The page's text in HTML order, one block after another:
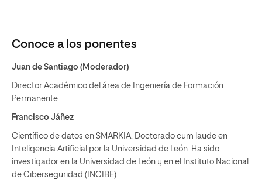
Conoce a los ponentes
Juan de Santiago (Moderador)
Director Académico del área de Ingeniería de Formación
Permanente.
Francisco Jáñez
Científico de datos en SMARKIA. Doctorado cum laude en
Inteligencia Artificial por la Universidad de León. Ha sido
investigador en la Universidad de León y en el Instituto Nacional
de Ciberseguridad (INCIBE).